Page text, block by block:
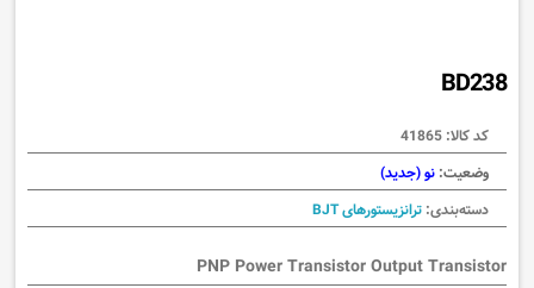
BD238
کد کالا: 41865
وضعیت: نو (جدید)
دسته‌بندی: ترانزیستورهای BJT
PNP Power Transistor Output Transistor